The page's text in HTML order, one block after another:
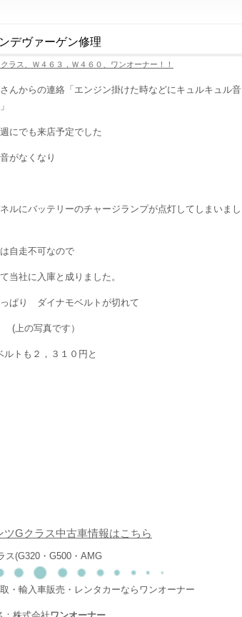
デヴァーゲン修理
クラス、Ｗ４６３，Ｗ４６０、ワンオーナー！！
んからの連絡「エンジン掛けた時などにキュルキュル音
にでも来店予定でした
がなくなり
ルにバッテリーのチャージランプが点灯してしまいまし
自走不可なので
当社に入庫と成りました。
ぱり ダイナモベルトが切れて
(上の写真です）
トも２，３１０円と
ツGクラス中古車情報はこちら
ス(G320・G500・AMG
・輸入車販売・レンタカーならワンオーナー